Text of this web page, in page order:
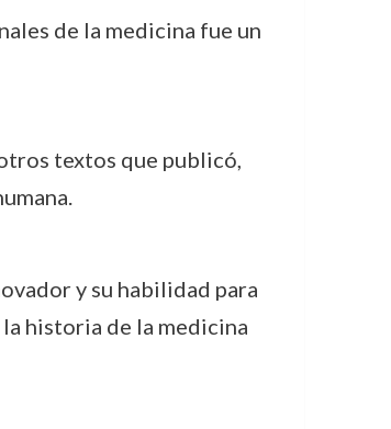
de la medicina fue un
textos que publicó,
y su habilidad para
historia de la medicina